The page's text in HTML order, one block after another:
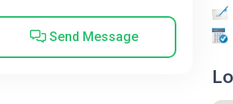
Send Message